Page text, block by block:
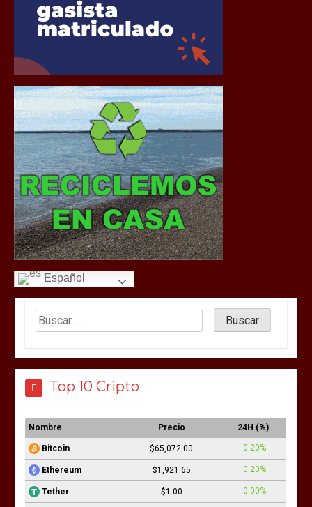
Español
Top 10 Cripto
Nombre Precio 24H (%)
Bitcoin $65,072.00 0.20%
Ethereum $1,921.65 0.20%
Tether $1.00 0.00%